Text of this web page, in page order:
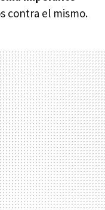
contra el mismo.